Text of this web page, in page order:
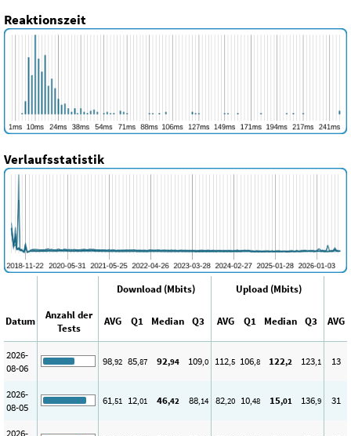
Reaktionszeit
Verlaufsstatistik
Download (Mbits) Upload (Mbits)
Datum
Anzahl der
Tests
AVG Q1 Median Q3 AVG Q1 Median Q3 AVG
2026-
08-06
98,92 85,87 92,94 109,0 112,5 106,8 122,2 123,1 13
2026-
08-05
61,51 12,01 46,42 88,14 82,20 10,48 15,01 136,9 31